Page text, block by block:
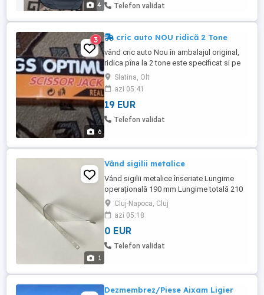
4 Telefon validat
6
3 cric auto NOU ridică 2 Tone
vând cric auto Nou în ambalajul original,
ridica pîna la 2 tone este specificat si pe
ambalaj.
Slatina, Olt
azi 05:41
19 EUR
Telefon validat
1
Vând sigilii metalice
Vând sigilii metalice înseriate Lungime
operațională 190 mm Lungime totală 210
mm Lățime 7 mm Set 100 buc - 120 lei,
transport inclus Sub 100 buc - 3 lei/buc,
nu include transportul Se oferă factură.
Cluj-Napoca, Cluj
azi 05:18
0 EUR
Telefon validat
Dezmembrez/Piese Aixam Ligier